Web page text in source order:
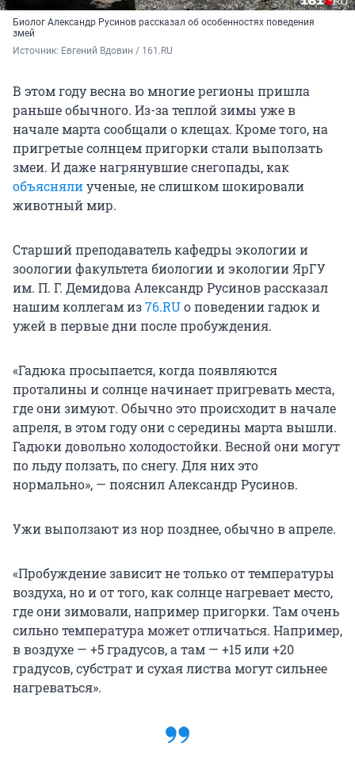
Биолог Александр Русинов рассказал об особенностях поведения
змей
Источник: Евгений Вдовин / 161.RU
В этом году весна во многие регионы пришла
раньше обычного. Из-за теплой зимы уже в
начале марта сообщали о клещах. Кроме того, на
пригретые солнцем пригорки стали выползать
змеи. И даже нагрянувшие снегопады, как
объяснялиученые, не слишком шокировали
животный мир.
Старший преподаватель кафедры экологии и
зоологии факультета биологии и экологии ЯрГУ
им. П. Г. Демидова Александр Русинов рассказал
нашим коллегам из76.RUо поведении гадюк и
ужей в первые дни после пробуждения.
«Гадюка просыпается, когда появляются
проталины и солнце начинает пригревать места,
где они зимуют. Обычно это происходит в начале
апреля, в этом году они с середины марта вышли.
Гадюки довольно холодостойки. Весной они могут
по льду ползать, по снегу. Для них это
нормально», — пояснил Александр Русинов.
Ужи выползают из нор позднее, обычно в апреле.
«Пробуждение зависит не только от температуры
воздуха, но и от того, как солнце нагревает место,
где они зимовали, например пригорки. Там очень
сильно температура может отличаться. Например,
в воздухе — +5 градусов, а там — +15 или +20
градусов, субстрат и сухая листва могут сильнее
нагреваться».